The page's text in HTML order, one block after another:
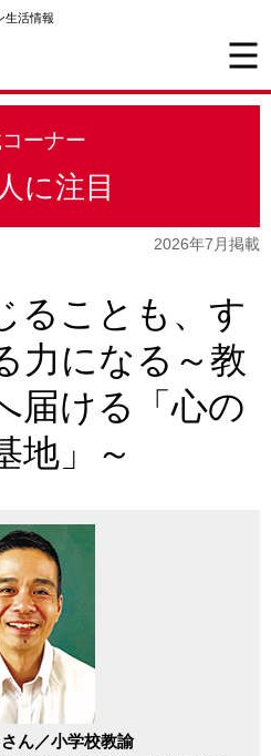
生活情報
ーナー
に注目
2026年7月掲載
ることも、す
力になる～教
届ける「心の
地」～
ん／小学校教諭